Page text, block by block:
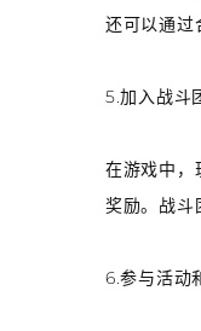
还可以通过
5.加入战斗
在游戏中，
奖励。战斗
6.参与活动